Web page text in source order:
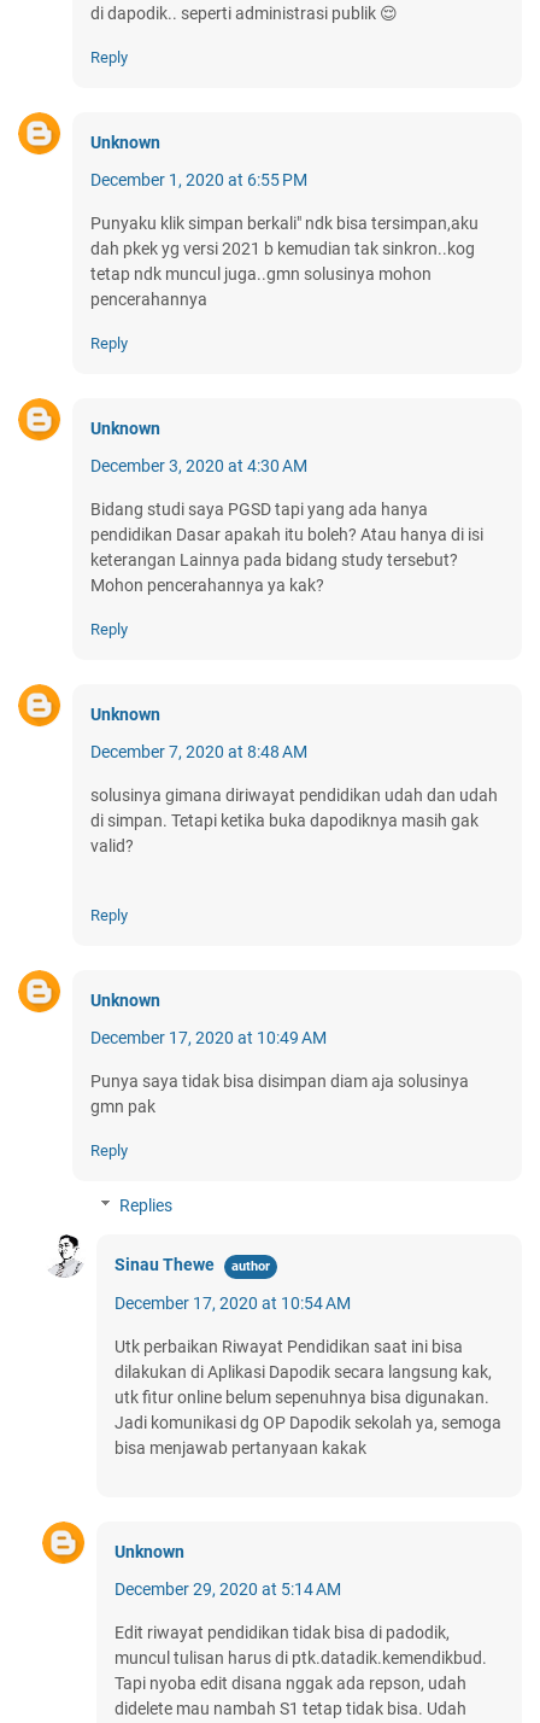
di dapodik.. seperti administrasi publik 😌
Reply
Unknown
December 1, 2020 at 6:55 PM
Punyaku klik simpan berkali" ndk bisa tersimpan,aku
dah pkek yg versi 2021 b kemudian tak sinkron..kog
tetap ndk muncul juga..gmn solusinya mohon
pencerahannya
Reply
Unknown
December 3, 2020 at 4:30 AM
Bidang studi saya PGSD tapi yang ada hanya
pendidikan Dasar apakah itu boleh? Atau hanya di isi
keterangan Lainnya pada bidang study tersebut?
Mohon pencerahannya ya kak?
Reply
Unknown
December 7, 2020 at 8:48 AM
solusinya gimana diriwayat pendidikan udah dan udah
di simpan. Tetapi ketika buka dapodiknya masih gak
valid?
Reply
Unknown
December 17, 2020 at 10:49 AM
Punya saya tidak bisa disimpan diam aja solusinya
gmn pak
Reply
Replies
Sinau Thewe
December 17, 2020 at 10:54 AM
Utk perbaikan Riwayat Pendidikan saat ini bisa
dilakukan di Aplikasi Dapodik secara langsung kak,
utk fitur online belum sepenuhnya bisa digunakan.
Jadi komunikasi dg OP Dapodik sekolah ya, semoga
bisa menjawab pertanyaan kakak
Unknown
December 29, 2020 at 5:14 AM
Edit riwayat pendidikan tidak bisa di padodik,
muncul tulisan harus di ptk.datadik.kemendikbud.
Tapi nyoba edit disana nggak ada repson, udah
didelete mau nambah S1 tetap tidak bisa. Udah